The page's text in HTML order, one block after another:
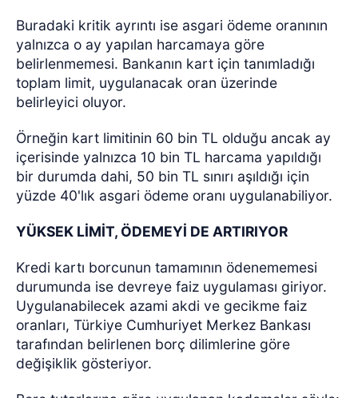
Buradaki kritik ayrıntı ise asgari ödeme oranının
yalnızca o ay yapılan harcamaya göre
belirlenmemesi. Bankanın kart için tanımladığı
toplam limit, uygulanacak oran üzerinde
belirleyici oluyor.
Örneğin kart limitinin 60 bin TL olduğu ancak ay
içerisinde yalnızca 10 bin TL harcama yapıldığı
bir durumda dahi, 50 bin TL sınırı aşıldığı için
yüzde 40'lık asgari ödeme oranı uygulanabiliyor.
YÜKSEK LİMİT, ÖDEMEYİ DE ARTIRIYOR
Kredi kartı borcunun tamamının ödenememesi
durumunda ise devreye faiz uygulaması giriyor.
Uygulanabilecek azami akdi ve gecikme faiz
oranları, Türkiye Cumhuriyet Merkez Bankası
tarafından belirlenen borç dilimlerine göre
değişiklik gösteriyor.